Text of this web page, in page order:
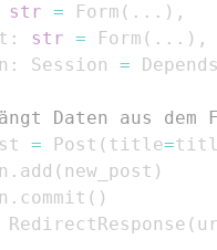
str = Form ( . . . ) ,
: str = Form ( . . . ) ,
: Session = Depends
Daten aus
= Post ( title=
. add ( new_post )
. commit ( )
RedirectResponse (